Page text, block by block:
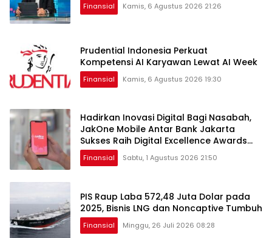
Finansial Kamis, 6 Agustus 2026 21:26
Prudential Indonesia Perkuat
Kompetensi AI Karyawan Lewat AI Week
Finansial Kamis, 6 Agustus 2026 19:30
Hadirkan Inovasi Digital Bagi Nasabah,
JakOne Mobile Antar Bank Jakarta
Sukses Raih Digital Excellence Awards
2026
Finansial Sabtu, 1 Agustus 2026 21:50
PIS Raup Laba 572,48 Juta Dolar pada
2025, Bisnis LNG dan Noncaptive Tumbuh
Finansial Minggu, 26 Juli 2026 08:28